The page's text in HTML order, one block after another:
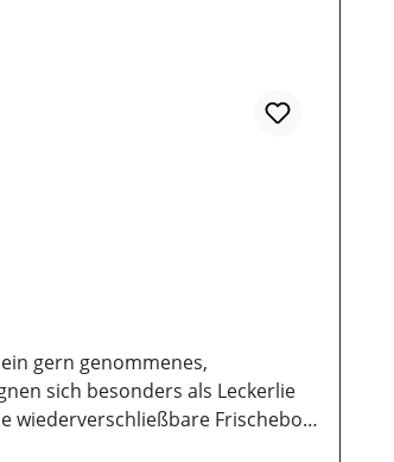
gern genommenes,
sich besonders als Leckerlie
wiederverschließbare Frischebox
Öle und Fette, Propylenglycol